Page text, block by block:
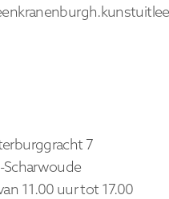
7
11.00 uur tot 17.00